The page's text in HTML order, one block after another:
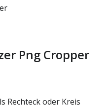
Png Cropper
Rechteck oder Kreis